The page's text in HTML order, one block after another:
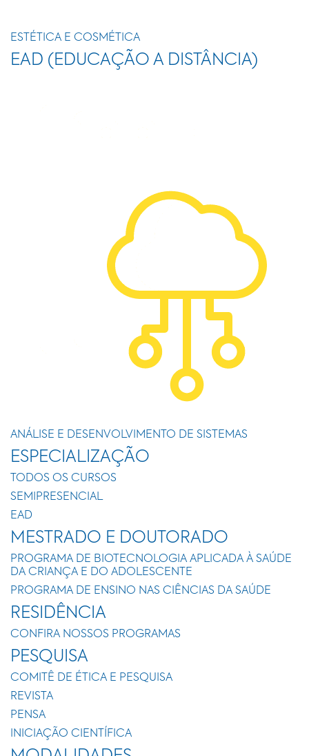
ESTÉTICA E COSMÉTICA
EAD (EDUCAÇÃO A DISTÂNCIA)
ANÁLISE E DESENVOLVIMENTO DE SISTEMAS
ESPECIALIZAÇÃO
TODOS OS CURSOS
SEMIPRESENCIAL
EAD
MESTRADO E DOUTORADO
PROGRAMA DE BIOTECNOLOGIA APLICADA À SAÚDE
DA CRIANÇA E DO ADOLESCENTE
PROGRAMA DE ENSINO NAS CIÊNCIAS DA SAÚDE
RESIDÊNCIA
CONFIRA NOSSOS PROGRAMAS
PESQUISA
COMITÊ DE ÉTICA E PESQUISA
REVISTA
PENSA
INICIAÇÃO CIENTÍFICA